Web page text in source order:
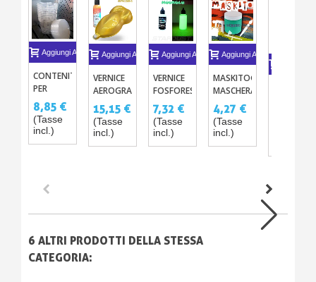
Aggiungi Al Carrello
CONTENITORE
PER
MISCELAZIONE
CON
COPERCHIO
8,85 €
(Tasse
incl.)
Aggiungi Al Carrello
VERNICE
AEROGRAFO
METALLIZZATA
9 COLORI
125ML -
FORMULA
15,15 €
(Tasse
incl.)
Aggiungi Al Carrello
VERNICE
FOSFORESCENTE
60ML
7,32 €
(Tasse
incl.)
Aggiungi Al Carrello
MASKITO®
MASCHERA
LIQUIDA
PER
TUTTE LE
TECNICHE
4,27 €
(Tasse
incl.)
6 ALTRI PRODOTTI DELLA STESSA
CATEGORIA: